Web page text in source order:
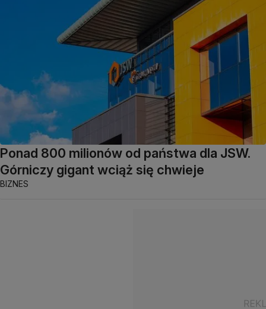
Ponad 800 milionów od państwa dla JSW.
Górniczy gigant wciąż się chwieje
BIZNES